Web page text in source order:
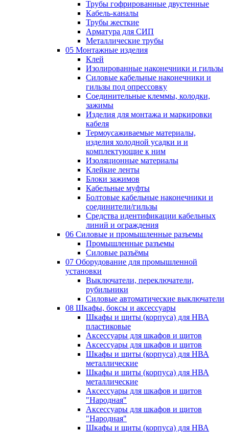
Трубы гофрированные двустенные
Кабель-каналы
Трубы жесткие
Арматура для СИП
Металлические трубы
05 Монтажные изделия
Клей
Изолированные наконечники и гильзы
Силовые кабельные наконечники и
гильзы под опрессовку
Соединительные клеммы, колодки,
зажимы
Изделия для монтажа и маркировки
кабеля
Термоусаживаемые материалы,
изделия холодной усадки и и
комплектующие к ним
Изоляционные материалы
Клейкие ленты
Блоки зажимов
Кабельные муфты
Болтовые кабельные наконечники и
соединители/гильзы
Средства идентификации кабельных
линий и ограждения
06 Силовые и промышленные разъемы
Промышленные разъемы
Силовые разъёмы
07 Оборудование для промышленной
установки
Выключатели, переключатели,
рубильники
Силовые автоматические выключатели
08 Шкафы, боксы и аксессуары
Шкафы и щиты (корпуса) для НВА
пластиковые
Аксессуары для шкафов и щитов
Аксессуары для шкафов и щитов
Шкафы и щиты (корпуса) для НВА
металлические
Шкафы и щиты (корпуса) для НВА
металлические
Аксессуары для шкафов и щитов
"Народная"
Аксессуары для шкафов и щитов
"Народная"
Шкафы и щиты (корпуса) для НВА